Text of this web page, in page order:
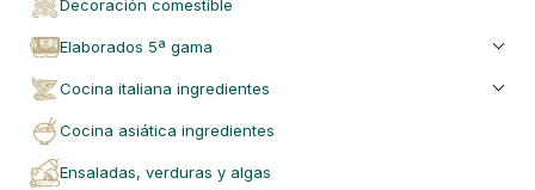
decoración comestible
elaborados 5ª gama
cocina italiana ingredientes
cocina asiática ingredientes
ensaladas, verduras y algas